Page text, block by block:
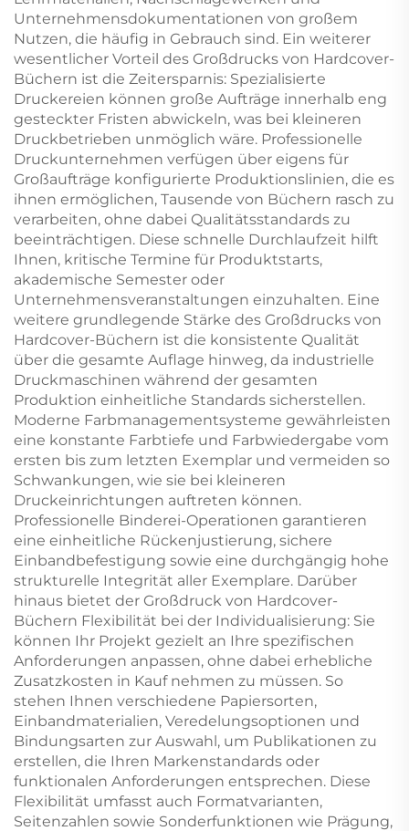
Unternehmensdokumentationen von großem
Nutzen, die häufig in Gebrauch sind. Ein weiterer
wesentlicher Vorteil des Großdrucks von Hardcover-
Büchern ist die Zeitersparnis: Spezialisierte
Druckereien können große Aufträge innerhalb eng
gesteckter Fristen abwickeln, was bei kleineren
Druckbetrieben unmöglich wäre. Professionelle
Druckunternehmen verfügen über eigens für
Großaufträge konfigurierte Produktionslinien, die es
ihnen ermöglichen, Tausende von Büchern rasch zu
verarbeiten, ohne dabei Qualitätsstandards zu
beeinträchtigen. Diese schnelle Durchlaufzeit hilft
Ihnen, kritische Termine für Produktstarts,
akademische Semester oder
Unternehmensveranstaltungen einzuhalten. Eine
weitere grundlegende Stärke des Großdrucks von
Hardcover-Büchern ist die konsistente Qualität
über die gesamte Auflage hinweg, da industrielle
Druckmaschinen während der gesamten
Produktion einheitliche Standards sicherstellen.
Moderne Farbmanagementsysteme gewährleisten
eine konstante Farbtiefe und Farbwiedergabe vom
ersten bis zum letzten Exemplar und vermeiden so
Schwankungen, wie sie bei kleineren
Druckeinrichtungen auftreten können.
Professionelle Binderei-Operationen garantieren
eine einheitliche Rückenjustierung, sichere
Einbandbefestigung sowie eine durchgängig hohe
strukturelle Integrität aller Exemplare. Darüber
hinaus bietet der Großdruck von Hardcover-
Büchern Flexibilität bei der Individualisierung: Sie
können Ihr Projekt gezielt an Ihre spezifischen
Anforderungen anpassen, ohne dabei erhebliche
Zusatzkosten in Kauf nehmen zu müssen. So
stehen Ihnen verschiedene Papiersorten,
Einbandmaterialien, Veredelungsoptionen und
Bindungsarten zur Auswahl, um Publikationen zu
erstellen, die Ihren Markenstandards oder
funktionalen Anforderungen entsprechen. Diese
Flexibilität umfasst auch Formatvarianten,
Seitenzahlen sowie Sonderfunktionen wie Prägung,